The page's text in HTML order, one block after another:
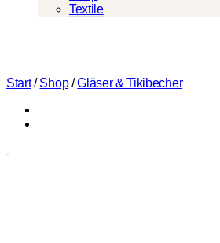
Textile
Start / Shop / Gläser & Tikibecher